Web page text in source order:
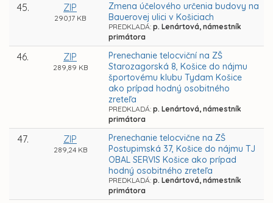
45. ZIP
290,17 KB
Zmena účelového určenia budovy na
Bauerovej ulici v Košiciach
PREDKLADÁ: p. Lenártová, námestník
primátora
46. ZIP
289,89 KB
Prenechanie telocviční na ZŠ
Starozagorská 8, Košice do nájmu
športovému klubu Tydam Košice
ako prípad hodný osobitného
zreteľa
PREDKLADÁ: p. Lenártová, námestník
primátora
47. ZIP
289,24 KB
Prenechanie telocvične na ZŠ
Postupimská 37, Košice do nájmu TJ
OBAL SERVIS Košice ako prípad
hodný osobitného zreteľa
PREDKLADÁ: p. Lenártová, námestník
primátora